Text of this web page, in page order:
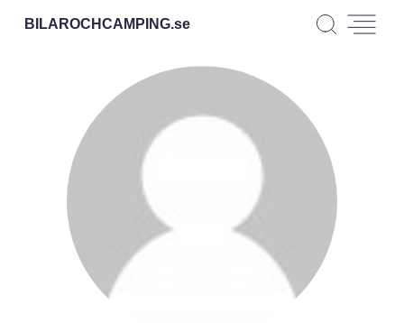
BILAROCHCAMPING.se